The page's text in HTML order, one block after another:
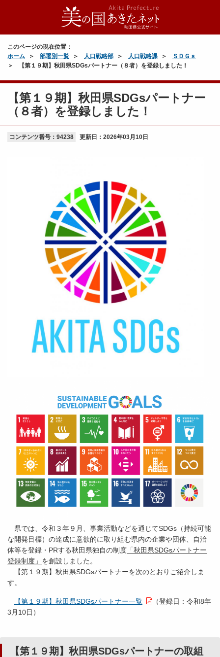
このページの現在位置：
ホーム
部署別一覧 人口戦略部 人口戦略課
ＳＤＧｓ
【第１９期】秋田県SDGsパートナー（８者）を登録しました！
【第１９期】秋田県SDGsパートナー
（８者）を登録しました！
コンテンツ番号：94238 更新日： 2026年03月10日
県では、令和３年９月、事業活動などを通じてSDGs（持続可能
な開発目標）の達成に意欲的に取り組む県内の企業や団体、自治
体等を登録・PRする秋田県独自の制度 「秋田県SDGsパートナー
登録制度」 を創設しました。
【第１９期】秋田県SDGsパートナーを次のとおりご紹介しま
す。
【第１９期】秋田県SDGsパートナー一覧
（登録日：令和8年
3月10日）
【第１９期】秋田県SDGsパートナーの取組